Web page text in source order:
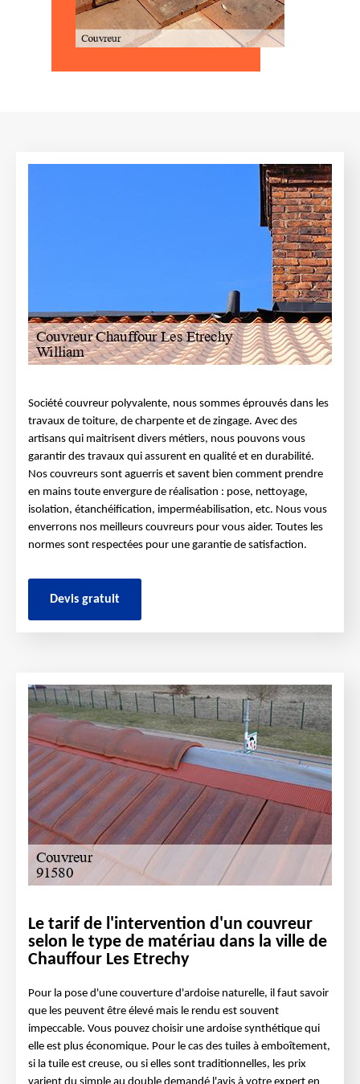
Société couvreur polyvalente, nous sommes éprouvés dans les
travaux de toiture, de charpente et de zingage. Avec des
artisans qui maitrisent divers métiers, nous pouvons vous
garantir des travaux qui assurent en qualité et en durabilité.
Nos couvreurs sont aguerris et savent bien comment prendre
en mains toute envergure de réalisation : pose, nettoyage,
isolation, étanchéification, imperméabilisation, etc. Nous vous
enverrons nos meilleurs couvreurs pour vous aider. Toutes les
normes sont respectées pour une garantie de satisfaction.
Devis gratuit
Le tarif de l'intervention d'un couvreur
selon le type de matériau dans la ville de
Chauffour Les Etrechy
Pour la pose d'une couverture d'ardoise naturelle, il faut savoir
que les peuvent être élevé mais le rendu est souvent
impeccable. Vous pouvez choisir une ardoise synthétique qui
elle est plus économique. Pour le cas des tuiles à emboîtement,
si la tuile est creuse, ou si elles sont traditionnelles, les prix